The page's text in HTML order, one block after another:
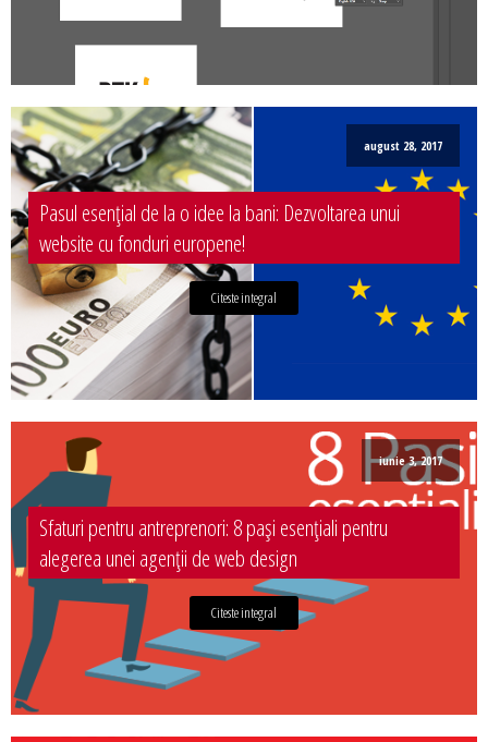
august 28, 2017
Pasul esențial de la o idee la bani: Dezvoltarea unui
website cu fonduri europene!
Citeste integral
iunie 3, 2017
Sfaturi pentru antreprenori: 8 pași esențiali pentru
alegerea unei agenții de web design
Citeste integral